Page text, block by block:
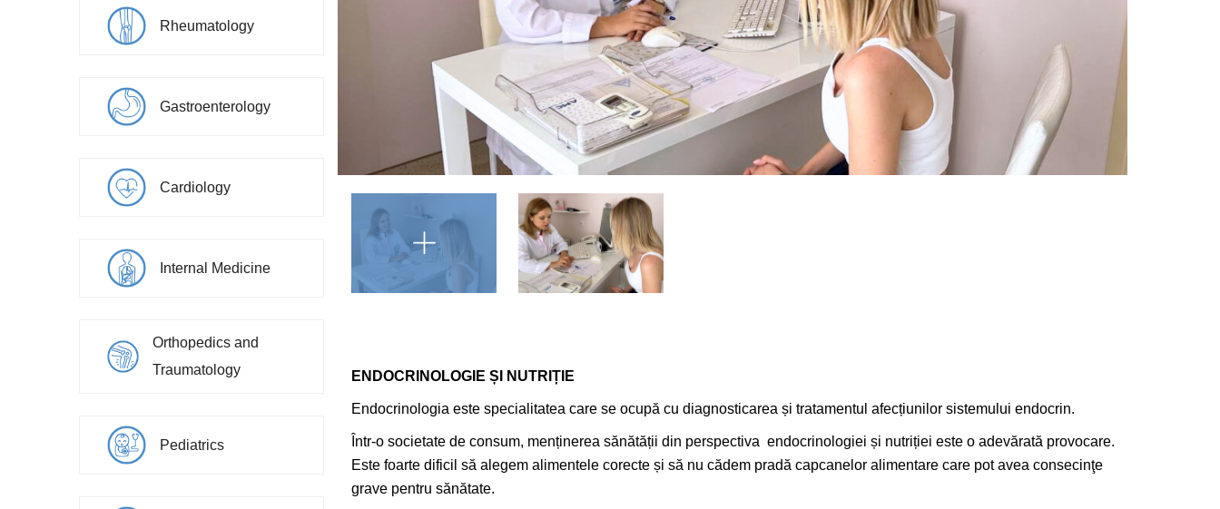
ENDOCRINOLOGIE ȘI NUTRIȚIE
Endocrinologia este specialitatea care se ocupă cu diagnosticarea și tratamentul afecțiunilor sistemului endocrin.
Într-o societate de consum, menținerea sănătății din perspectiva endocrinologiei și nutriției este o adevărată provocare.
Este foarte dificil să alegem alimentele corecte și să nu cădem pradă capcanelor alimentare care pot avea consecinţe
grave pentru sănătate.
Rheumatology
Gastroenterology
Cardiology
Internal Medicine
Orthopedics and
Traumatology
Pediatrics